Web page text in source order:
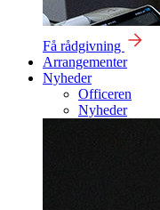
Få rådgivning
Arrangementer
Nyheder
Officeren
Nyheder